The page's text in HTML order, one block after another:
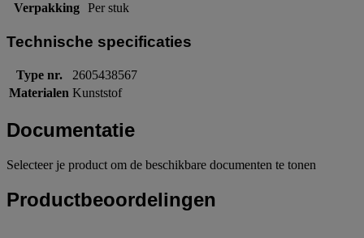
Verpakking Per stuk
Technische specificaties
Type nr.
2605438567
Materialen Kunststof
Documentatie
Selecteer je product om de beschikbare documenten te tonen
Productbeoordelingen